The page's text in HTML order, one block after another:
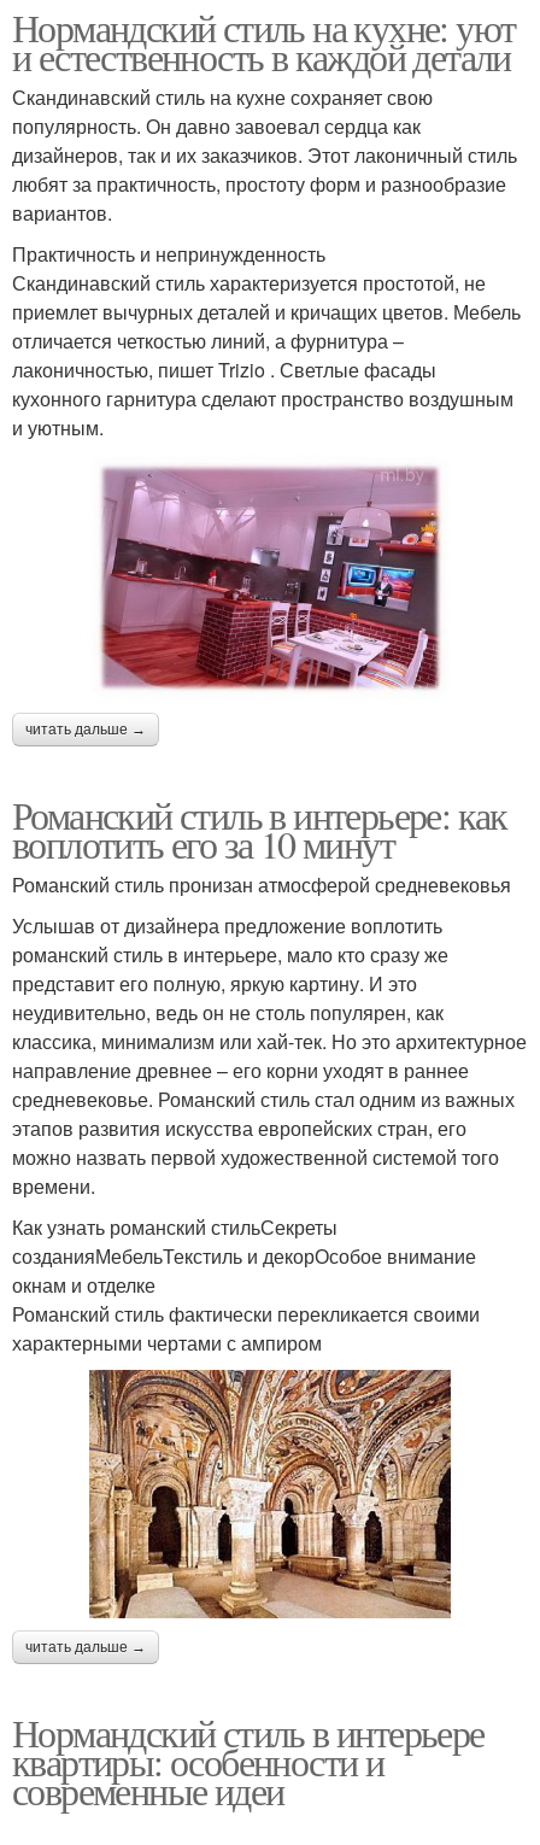
Нормандский стиль на кухне: уют
и естественность в каждой детали
Скандинавский стиль на кухне сохраняет свою
популярность. Он давно завоевал сердца как
дизайнеров, так и их заказчиков. Этот лаконичный стиль
любят за практичность, простоту форм и разнообразие
вариантов.
Практичность и непринужденность
Скандинавский стиль характеризуется простотой, не
приемлет вычурных деталей и кричащих цветов. Мебель
отличается четкостью линий, а фурнитура –
лаконичностью, пишет Trizio . Светлые фасады
кухонного гарнитура сделают пространство воздушным
и уютным.
читать дальше →
Романский стиль в интерьере: как
воплотить его за 10 минут
Романский стиль пронизан атмосферой средневековья
Услышав от дизайнера предложение воплотить
романский стиль в интерьере, мало кто сразу же
представит его полную, яркую картину. И это
неудивительно, ведь он не столь популярен, как
классика, минимализм или хай-тек. Но это архитектурное
направление древнее – его корни уходят в раннее
средневековье. Романский стиль стал одним из важных
этапов развития искусства европейских стран, его
можно назвать первой художественной системой того
времени.
Как узнать романский стильСекреты
созданияМебельТекстиль и декорОсобое внимание
окнам и отделке
Романский стиль фактически перекликается своими
характерными чертами с ампиром
читать дальше →
Нормандский стиль в интерьере
квартиры: особенности и
современные идеи